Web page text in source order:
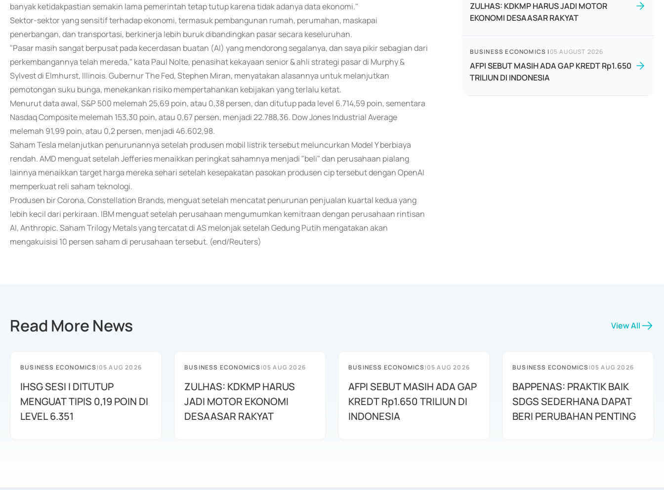
banyak ketidakpastian semakin lama pemerintah tetap tutup karena tidak adanya data ekonomi."
Sektor-sektor yang sensitif terhadap ekonomi, termasuk pembangunan rumah, perumahan, maskapai
penerbangan, dan transportasi, berkinerja lebih buruk dibandingkan pasar secara keseluruhan.
"Pasar masih sangat berpusat pada kecerdasan buatan (AI) yang mendorong segalanya, dan saya pikir sebagian dari
perkembangannya telah mereda," kata Paul Nolte, penasihat kekayaan senior & ahli strategi pasar di Murphy &
Sylvest di Elmhurst, Illinois. Gubernur The Fed, Stephen Miran, menyatakan alasannya untuk melanjutkan
pemotongan suku bunga, menekankan risiko mempertahankan kebijakan yang terlalu ketat.
Menurut data awal, S&P 500 melemah 25,69 poin, atau 0,38 persen, dan ditutup pada level 6.714,59 poin, sementara
Nasdaq Composite melemah 153,30 poin, atau 0,67 persen, menjadi 22.788,36. Dow Jones Industrial Average
melemah 91,99 poin, atau 0,2 persen, menjadi 46.602,98.
Saham Tesla melanjutkan penurunannya setelah produsen mobil listrik tersebut meluncurkan Model Y berbiaya
rendah. AMD menguat setelah Jefferies menaikkan peringkat sahamnya menjadi "beli" dan perusahaan pialang
lainnya menaikkan target harga mereka sehari setelah kesepakatan pasokan produsen cip tersebut dengan OpenAI
memperkuat reli saham teknologi.
Produsen bir Corona, Constellation Brands, menguat setelah mencatat penurunan penjualan kuartal kedua yang
lebih kecil dari perkiraan. IBM menguat setelah perusahaan mengumumkan kemitraan dengan perusahaan rintisan
AI, Anthropic. Saham Trilogy Metals yang tercatat di AS melonjak setelah Gedung Putih mengatakan akan
mengakuisisi 10 persen saham di perusahaan tersebut. (end/Reuters)
ZULHAS: KDKMP HARUS JADI MOTOR
EKONOMI DESAASAR RAKYAT
BUSINESS ECONOMICS |05 AUGUST 2026
AFPI SEBUT MASIH ADA GAP KREDT Rp1.650
TRILIUN DI INDONESIA
Read More News View All
BUSINESS ECONOMICS|05 AUG 2026
IHSG SESI I DITUTUP
MENGUAT TIPIS 0,19 POIN DI
LEVEL 6.351
BUSINESS ECONOMICS|05 AUG 2026
ZULHAS: KDKMP HARUS
JADI MOTOR EKONOMI
DESAASAR RAKYAT
BUSINESS ECONOMICS|05 AUG 2026
AFPI SEBUT MASIH ADA GAP
KREDT Rp1.650 TRILIUN DI
INDONESIA
BUSINESS ECONOMICS|05 AUG 2026
BAPPENAS: PRAKTIK BAIK
SDGS SEDERHANA DAPAT
BERI PERUBAHAN PENTING